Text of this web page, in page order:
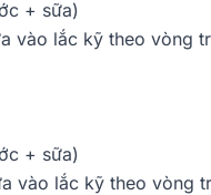
+ sữa)
vào lắc kỹ theo vòng
+ sữa)
vào lắc kỹ theo vòng